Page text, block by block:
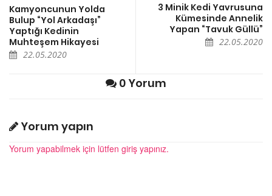
Kamyoncunun Yolda
Bulup “Yol Arkadaşı”
Yaptığı Kedinin
Muhteşem Hikayesi
22.05.2020
3 Minik Kedi Yavrusuna
Kümesinde Annelik
Yapan “Tavuk Güllü”
22.05.2020
0 Yorum
Yorum yapın
Yorum yapabilmek için lütfen giriş yapınız.